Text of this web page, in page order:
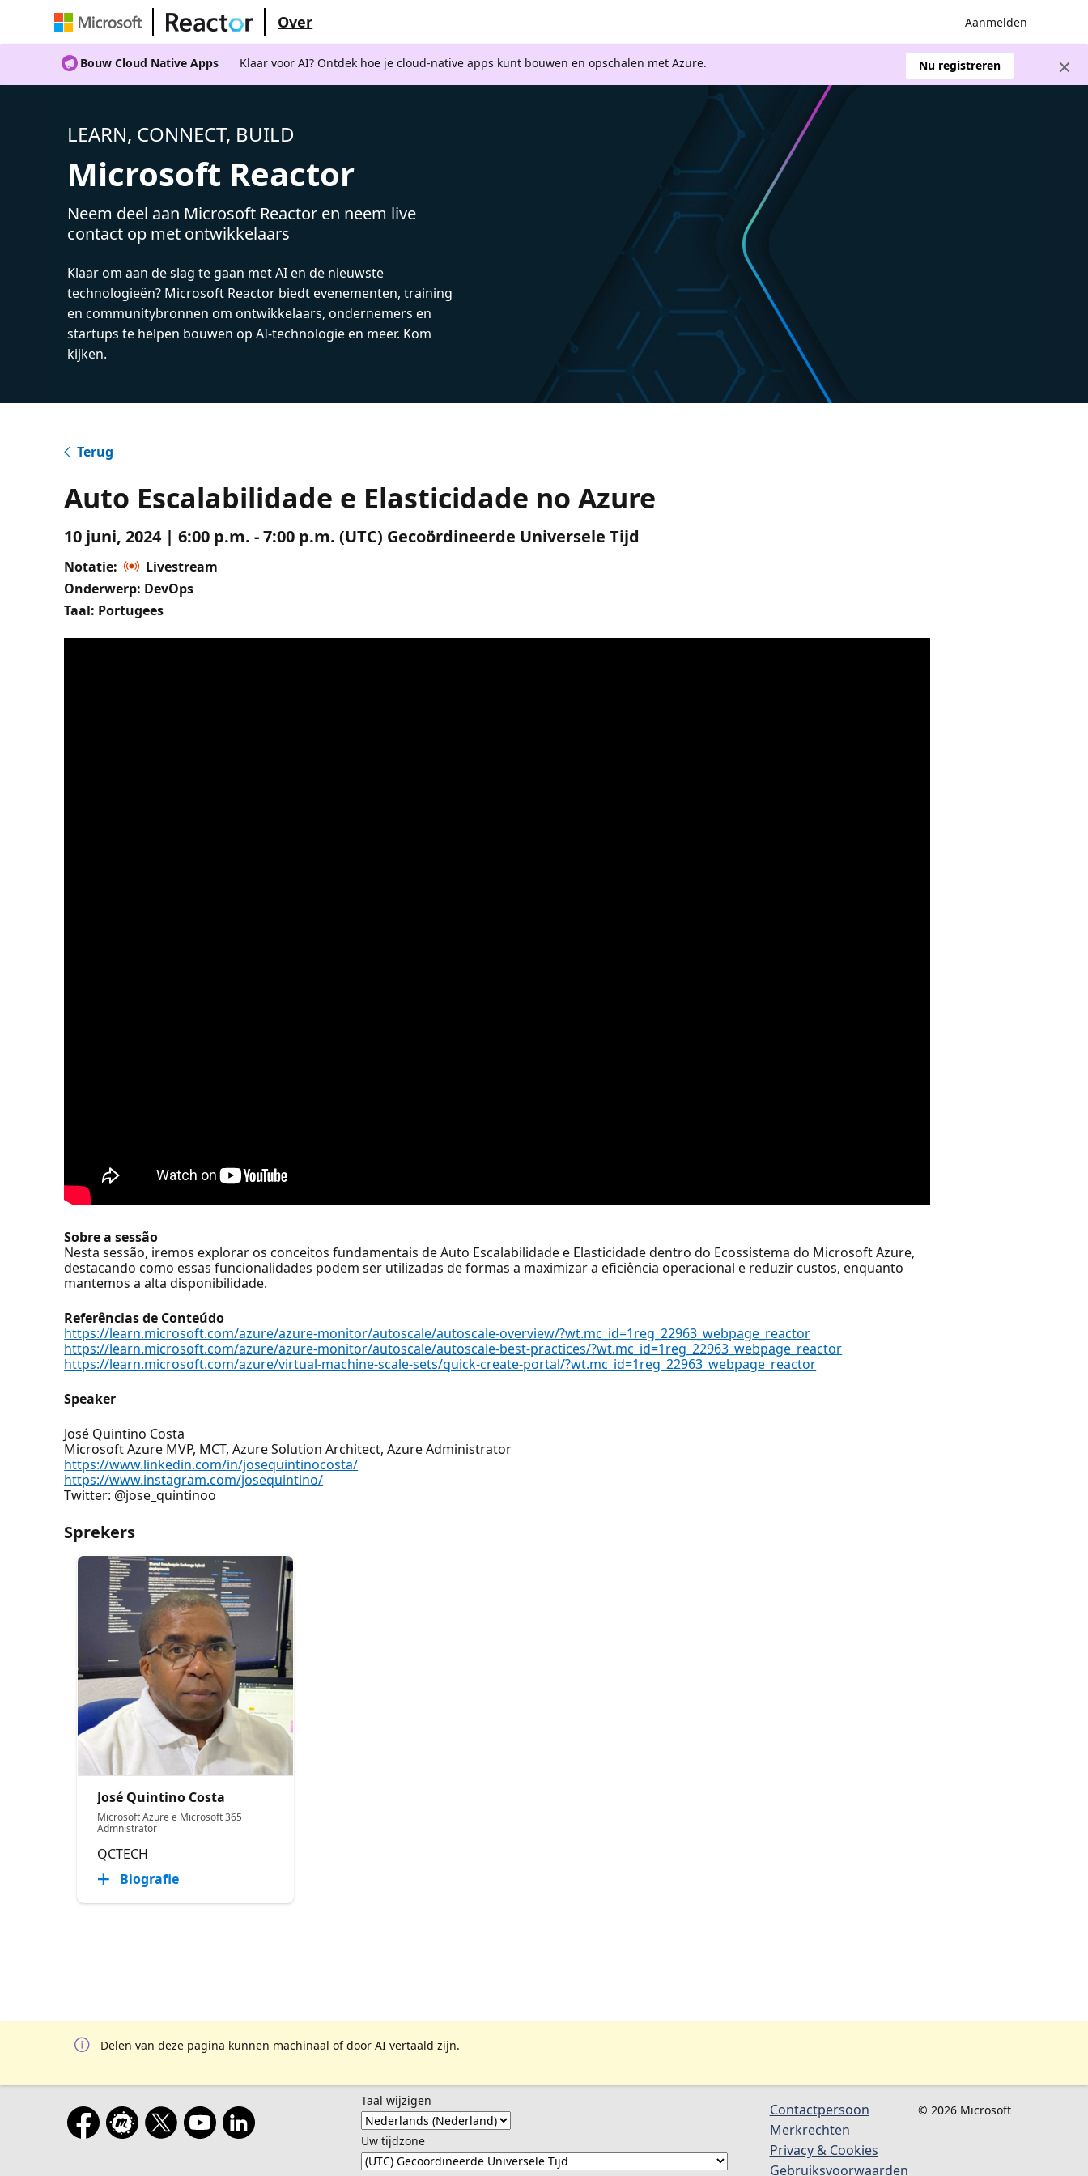
Over Aanmelden
Bouw Cloud Native Apps Klaar voor AI? Ontdek hoe je cloud-native apps kunt bouwen en opschalen met Azure. Nu registreren
LEARN, CONNECT, BUILD
Microsoft Reactor
Neem deel aan Microsoft Reactor en neem live
contact op met ontwikkelaars
Klaar om aan de slag te gaan met AI en de nieuwste
technologieën? Microsoft Reactor biedt evenementen, training
en communitybronnen om ontwikkelaars, ondernemers en
startups te helpen bouwen op AI-technologie en meer. Kom
kijken.
Terug
Auto Escalabilidade e Elasticidade no Azure
10 juni, 2024 | 6:00 p.m. - 7:00 p.m. (UTC) Gecoördineerde Universele Tijd
Notatie:
Livestream
Onderwerp: DevOps
Taal: Portugees
Sobre a sessão
Nesta sessão, iremos explorar os conceitos fundamentais de Auto Escalabilidade e Elasticidade dentro do Ecossistema do Microsoft Azure,
destacando como essas funcionalidades podem ser utilizadas de formas a maximizar a eficiência operacional e reduzir custos, enquanto
mantemos a alta disponibilidade.
Referências de Conteúdo
https://learn.microsoft.com/azure/azure-monitor/autoscale/autoscale-overview/?wt.mc_id=1reg_22963_webpage_reactor
https://learn.microsoft.com/azure/azure-monitor/autoscale/autoscale-best-practices/?wt.mc_id=1reg_22963_webpage_reactor
https://learn.microsoft.com/azure/virtual-machine-scale-sets/quick-create-portal/?wt.mc_id=1reg_22963_webpage_reactor
Speaker
José Quintino Costa
Microsoft Azure MVP, MCT, Azure Solution Architect, Azure Administrator
https://www.linkedin.com/in/josequintinocosta/
https://www.instagram.com/josequintino/
Twitter: @jose_quintinoo
Sprekers
José Quintino Costa
Microsoft Azure e Microsoft 365
Admnistrator
QCTECH
Biografie
Delen van deze pagina kunnen machinaal of door AI vertaald zijn.
Taal wijzigen
Uw tijdzone
Contactpersoon
Merkrechten
Privacy & Cookies
Gebruiksvoorwaarden
© 2026 Microsoft